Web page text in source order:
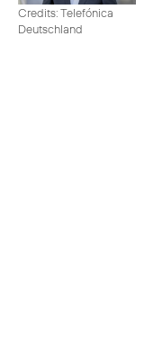
Credits: Telefónica
Deutschland